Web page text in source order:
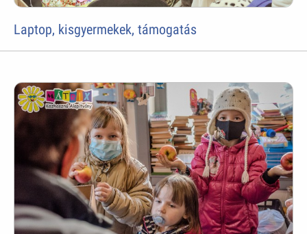
Laptop, kisgyermekek, támogatás